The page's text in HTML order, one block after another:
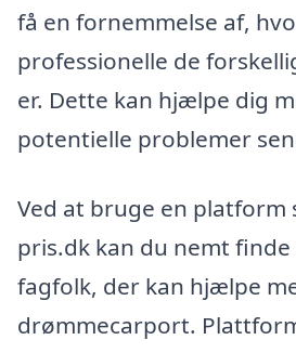
få en fornemmelse af,
professionelle de
er. Dette kan hjælpe dig
potentielle problemer
Ved at bruge en platform
pris.dk kan du nemt
fagfolk, der kan hjælpe
drømmecarport.